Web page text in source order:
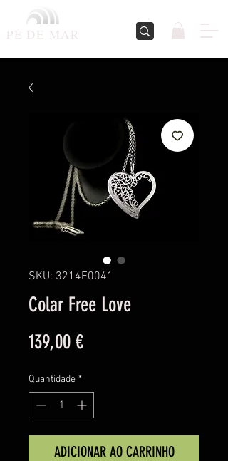
PÉ DE MAR
SKU: 3214F0041
Colar Free Love
139,00 €Preço
Quantidade *
ADICIONAR AO CARRINHO